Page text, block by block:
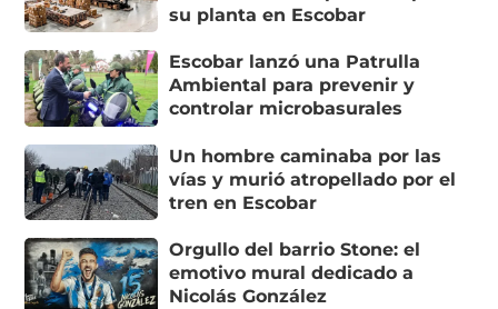
su planta en Escobar
Escobar lanzó una Patrulla
Ambiental para prevenir y
controlar microbasurales
Un hombre caminaba por las
vías y murió atropellado por el
tren en Escobar
Orgullo del barrio Stone: el
emotivo mural dedicado a
Nicolás González